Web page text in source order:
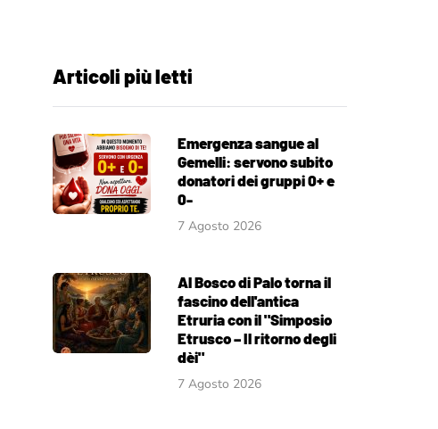
Articoli più letti
Emergenza sangue al
Gemelli: servono subito
donatori dei gruppi 0+ e
0-
7 Agosto 2026
Al Bosco di Palo torna il
fascino dell'antica
Etruria con il "Simposio
Etrusco – Il ritorno degli
dèi"
7 Agosto 2026